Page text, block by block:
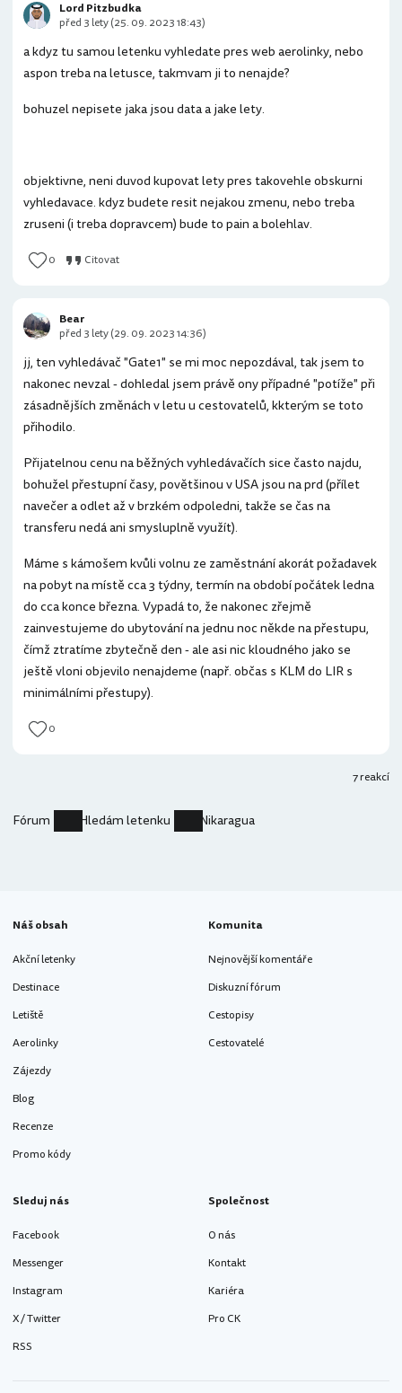
a kdyz tu samou letenku vyhledate pres web aerolinky, nebo
aspon treba na letusce, takmvam ji to nenajde?
bohuzel nepisete jaka jsou data a jake lety.
objektivne, neni duvod kupovat lety pres takovehle obskurni
vyhledavace. kdyz budete resit nejakou zmenu, nebo treba
zruseni (i treba dopravcem) bude to pain a bolehlav.
0 Citovat
Lord Pitzbudka
před 3 lety (25. 09. 2023 18:43)
jj, ten vyhledávač "Gate1" se mi moc nepozdával, tak jsem to
nakonec nevzal - dohledal jsem právě ony případné "potíže" při
zásadnějších změnách v letu u cestovatelů, kkterým se toto
přihodilo.
Přijatelnou cenu na běžných vyhledávačích sice často najdu,
bohužel přestupní časy, povětšinou v USA jsou na prd (přílet
navečer a odlet až v brzkém odpoledni, takže se čas na
transferu nedá ani smysluplně využít).
Máme s kámošem kvůli volnu ze zaměstnání akorát požadavek
na pobyt na místě cca 3 týdny, termín na období počátek ledna
do cca konce března. Vypadá to, že nakonec zřejmě
zainvestujeme do ubytování na jednu noc někde na přestupu,
čímž ztratíme zbytečně den - ale asi nic kloudného jako se
ještě vloni objevilo nenajdeme (např. občas s KLM do LIR s
minimálními přestupy).
0
Bear
před 3 lety (29. 09. 2023 14:36)
7 reakcí
Fórum Hledám letenku Nikaragua
Náš obsah
Akční letenky
Destinace
Letiště
Aerolinky
Zájezdy
Blog
Recenze
Promo kódy
Komunita
Nejnovější komentáře
Diskuzní fórum
Cestopisy
Cestovatelé
Sleduj nás
Facebook
Messenger
Instagram
X / Twitter
RSS
Společnost
O nás
Kontakt
Kariéra
Pro CK